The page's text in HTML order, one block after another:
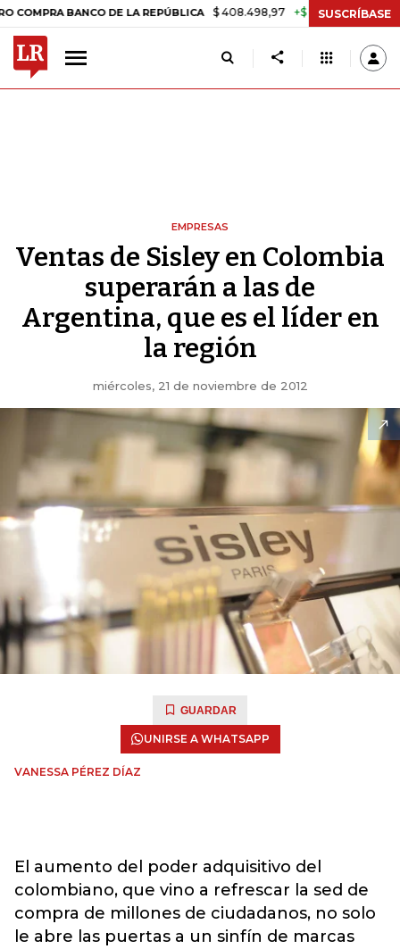
BANCO DE LA REPÚBLICA $ 408.498,97 +$ 8.753,81 +2,19% TASA
SUSCRÍBASE
EMPRESAS
Ventas de Sisley en Colombia
superarán a las de
Argentina, que es el líder en
la región
miércoles, 21 de noviembre de 2012
GUARDAR
UNIRSE A WHATSAPP
VANESSA PÉREZ DÍAZ
El aumento del poder adquisitivo del
colombiano, que vino a refrescar la sed de
compra de millones de ciudadanos, no solo
le abre las puertas a un sinfín de marcas